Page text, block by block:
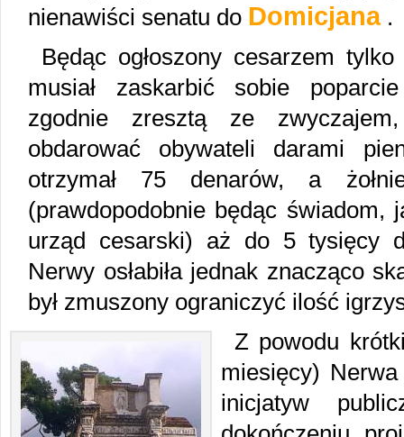
nienawiści senatu do Domicjana.
Będąc ogłoszony cesarzem
musiał zaskarbić sobie
zgodnie zresztą ze
obdarować obywateli darami
otrzymał 75 denarów, a
(prawdopodobnie będąc świadom,
urząd cesarski) aż do 5 tysięcy
Nerwy osłabiła jednak znacząco
był zmuszony ograniczyć ilość
Z powodu
miesięcy)
inicjatyw